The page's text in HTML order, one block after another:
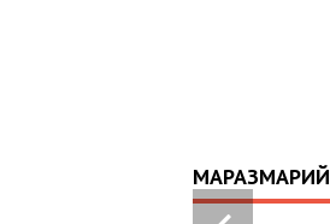
МАРАЗМАРИЙ